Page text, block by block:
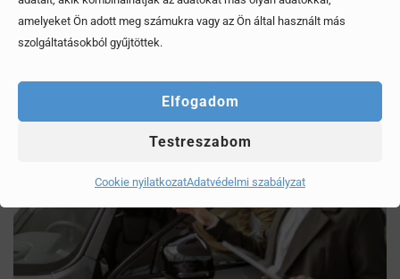
amelyeket Ön adott meg számukra vagy az Ön által használt más
szolgáltatásokból gyűjtöttek.
Elfogadom
Testreszabom
Cookie nyilatkozatAdatvédelmi szabályzat
Érdekel, elolvasom